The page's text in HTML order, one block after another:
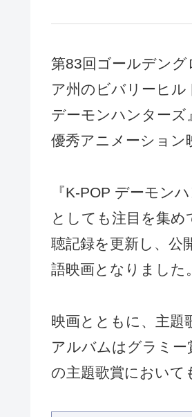
第83回ゴールデング
ア州のビバリーヒ
デーモンハンターズ
優秀アニメーション
『K-POP デーモン
としても注目を集め
聴記録を更新し、公
語映画となりました
映画とともに、主題
アルバムはグラミ
の主題歌賞において